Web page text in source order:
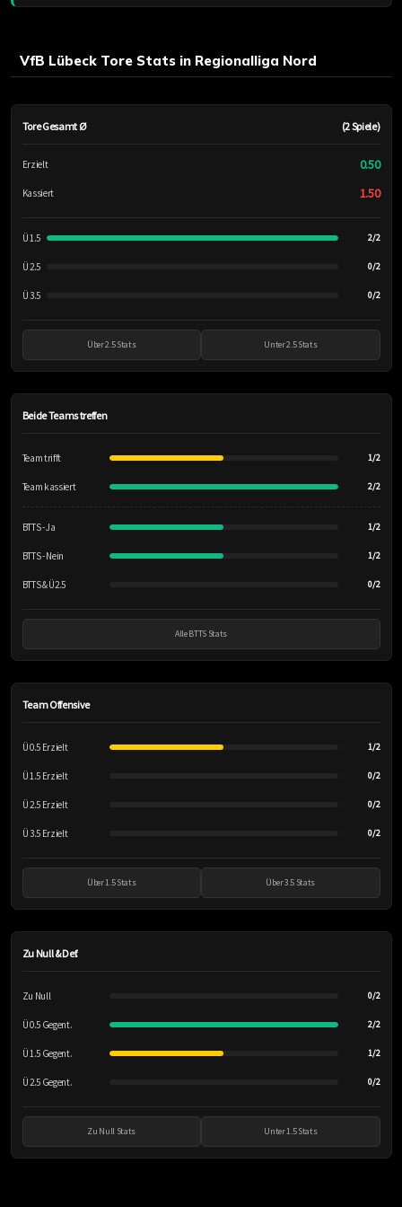
VfB Lübeck Tore Stats in Regionalliga Nord
Tore Gesamt Ø (2 Spiele)
Erzielt 0.50
Kassiert 1.50
Ü 1.5 2/2
Ü 2.5 0/2
Ü 3.5 0/2
Über 2.5 Stats Unter 2.5 Stats
Beide Teams treffen
Team trifft 1/2
Team kassiert 2/2
BTTS - Ja 1/2
BTTS - Nein 1/2
BTTS & Ü2.5 0/2
Alle BTTS Stats
Team Offensive
Ü 0.5 Erzielt 1/2
Ü 1.5 Erzielt 0/2
Ü 2.5 Erzielt 0/2
Ü 3.5 Erzielt 0/2
Über 1.5 Stats Über 3.5 Stats
Zu Null & Def.
Zu Null 0/2
Ü 0.5 Gegent. 2/2
Ü 1.5 Gegent. 1/2
Ü 2.5 Gegent. 0/2
Zu Null Stats Unter 1.5 Stats